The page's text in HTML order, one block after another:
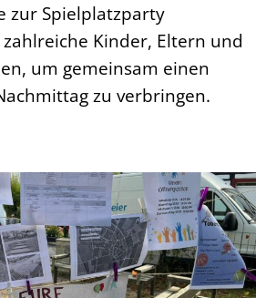
zur Spielplatzparty
Kinder, Eltern und
um gemeinsam einen
zu verbringen.